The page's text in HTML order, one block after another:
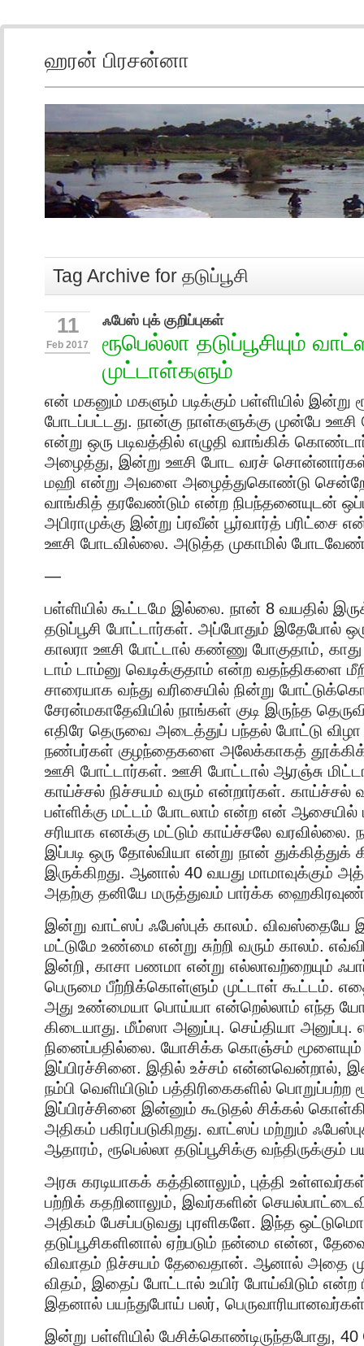
ஹரன் பிரசன்னா
Tag Archive for தடுப்பூசி
11
Feb 2017
ஃபேஸ் புக் குறிப்புகள்
ரூபெல்லா தடுப்பூசியும்
முட்டாள்களும்
என் மகனும் மகளும் படிக்கும் பள்ளியில் இன்று
போடப்பட்டது. நான்கு நாள்களுக்கு முன்பே
என்று ஒரு படிவத்தில் எழுதி வாங்கிக்
அழைத்து, இன்று ஊசி போட வரச்
மஹி என்று அவளை அழைத்துகொண்டு
வாங்கித் தரவேண்டும் என்ற நிபந்தனையுடன்
அபிராமுக்கு இன்று ப்ரவீன் பூர்வார்த் பரிட்சை
ஊசி போடவில்லை. அடுத்த முகாமில்
—
பள்ளியில் கூட்டமே இல்லை. நான் 8 வயதில்
தடுப்பூசி போட்டார்கள். அப்போதும் இதேபோல்
காலரா ஊசி போட்டால் கண்ணு போகுதாம்,
டாம் டாம்னு வெடிக்குதாம் என்ற வதந்திகளை
சாரையாக வந்து வரிசையில் நின்று
சேரன்மகாதேவியில் நாங்கள் குடி இருந்த
எதிரே தெருவை அடைத்துப் பந்தல் போட்டு
நண்பர்கள் குழந்தைகளை அலேக்காகத்
ஊசி போட்டார்கள். ஊசி போட்டால் ஆரஞ்சு
காய்ச்சல் நிச்சயம் வரும் என்றார்கள். காய்ச்சல்
பள்ளிக்கு மட்டம் போடலாம் என்ற என் ஆசையில்
சரியாக எனக்கு மட்டும் காய்ச்சலே வரவில்லை.
இப்படி ஒரு தோல்வியா என்று நான் துக்கித்துக்
இருக்கிறது. ஆனால் 40 வயது மாமாவுக்கும்
அதற்கு தனியே மருத்துவம் பார்க்க
இன்று வாட்ஸப் ஃபேஸ்புக் காலம். விவஸ்தையே
மட்டுமே உண்மை என்று சுற்றி வரும் காலம்.
இன்றி, காசா பணமா என்று எல்லாவற்றையும்
பெருமை பீற்றிக்கொள்ளும் முட்டாள் கூட்டம்.
அது உண்மையா பொய்யா என்றெல்லாம் எந்த
கிடையாது. மீம்ஸா அனுப்பு. செய்தியா
நினைப்பதில்லை. யோசிக்க கொஞ்சம்
இப்பிரச்சினை. இதில் உச்சம் என்னவென்றால்,
நம்பி வெளியிடும் பத்திரிகைகளில்
இப்பிரச்சினை இன்னும் கூடுதல் சிக்கல்
அதிகம் பகிரப்படுகிறது. வாட்ஸப் மற்றும்
ஆதாரம், ரூபெல்லா தடுப்பூசிக்கு வந்திருக்கும்
அரசு கரடியாகக் கத்தினாலும், புத்தி
பற்றிக் கதறினாலும், இவர்களின்
அதிகம் பேசப்படுவது புரளிகளே. இந்த
தடுப்பூசிகளினால் ஏற்படும் நன்மை என்ன,
விவாதம் நிச்சயம் தேவைதான். ஆனால் அதை
விதம், இதைப் போட்டால் உயிர் போய்விடும் என்ற
இதனால் பயந்துபோய் பலர்,
இன்று பள்ளியில் பேசிக்கொண்டிருந்தபோது, 40